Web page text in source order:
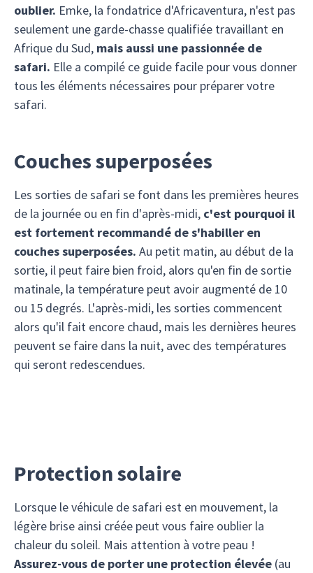
oublier. Emke, la fondatrice d'Africaventura, n'est pas
seulement une garde-chasse qualifiée travaillant en
Afrique du Sud, mais aussi une passionnée de
safari. Elle a compilé ce guide facile pour vous donner
tous les éléments nécessaires pour préparer votre
safari.
Couches superposées
Les sorties de safari se font dans les premières heures
de la journée ou en fin d'après-midi, c'est pourquoi il
est fortement recommandé de s'habiller en
couches superposées. Au petit matin, au début de la
sortie, il peut faire bien froid, alors qu'en fin de sortie
matinale, la température peut avoir augmenté de 10
ou 15 degrés. L'après-midi, les sorties commencent
alors qu'il fait encore chaud, mais les dernières heures
peuvent se faire dans la nuit, avec des températures
qui seront redescendues.
Protection solaire
Lorsque le véhicule de safari est en mouvement, la
légère brise ainsi créée peut vous faire oublier la
chaleur du soleil. Mais attention à votre peau !
Assurez-vous de porter une protection élevée (au